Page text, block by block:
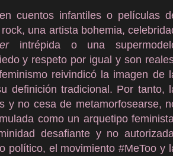
cuentos infantiles o películas
una artista bohemia,
intrépida o una
y respeto por igual y son
reivindicó la imagen de
definición tradicional. Por tanto,
y no cesa de metamorfosearse,
como un arquetipo
desafiante y no
político, el movimiento #MeToo y